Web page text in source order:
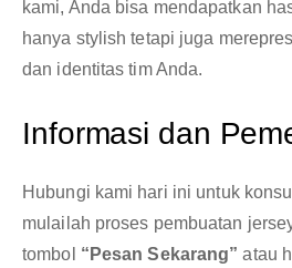
kami, Anda bisa mendapatkan
hanya stylish tetapi juga
dan identitas tim Anda.
Informasi dan
Hubungi kami hari ini untuk
mulailah proses pembuatan
tombol “Pesan Sekarang” atau